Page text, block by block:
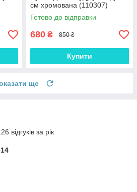
см хромована (110307)
Готово до відправки
680 ₴ 850 ₴
Купити
ще
відгуків за рік